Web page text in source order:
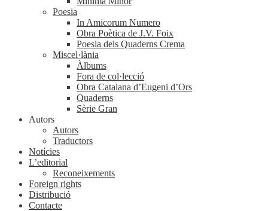
Poesia
In Amicorum Numero
Obra Poètica de J.V. Foix
Poesia dels Quaderns Crema
Miscel·lània
Àlbums
Fora de col·lecció
Obra Catalana d’Eugeni d’Ors
Quaderns
Sèrie Gran
Autors
Autors
Traductors
Notícies
L’editorial
Reconeixements
Foreign rights
Distribució
Contacte